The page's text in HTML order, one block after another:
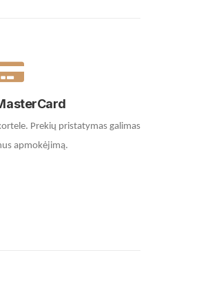
Prekių pristatymas galimas
apmokėjimą.